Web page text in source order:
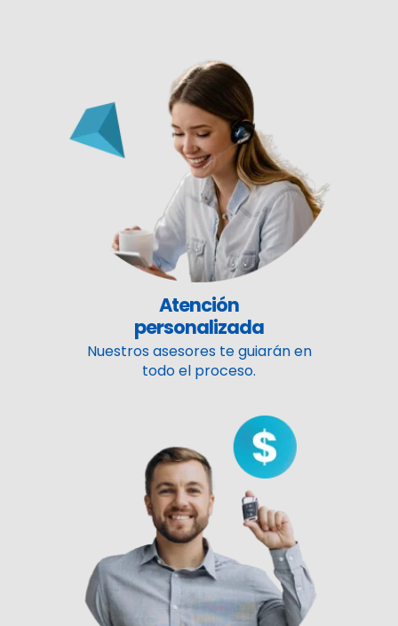
Atención
personalizada
Nuestros asesores te guiarán en
todo el proceso.